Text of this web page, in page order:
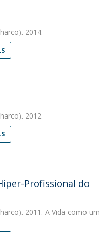
2014.
2012.
Profissional do
2011. A Vida como um